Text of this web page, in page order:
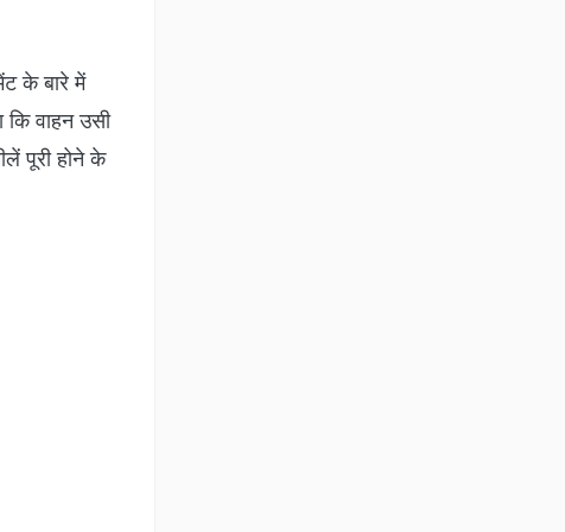
के बारे में
वाहन उसी
पूरी होने के